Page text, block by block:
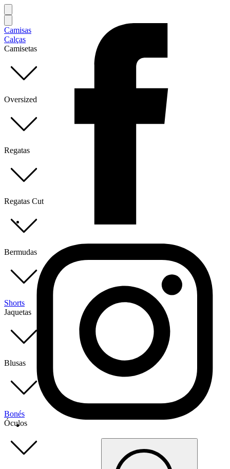
Camisas
Calças
Camisetas
Oversized
Regatas
Regatas Cut
Bermudas
Shorts
Jaquetas
Blusas
Bonés
Óculos